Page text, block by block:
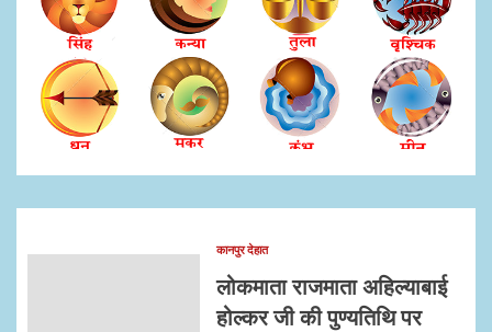
कानपुर देहात
लोकमाता राजमाता अहिल्याबाई
होल्कर जी की पुण्यतिथि पर